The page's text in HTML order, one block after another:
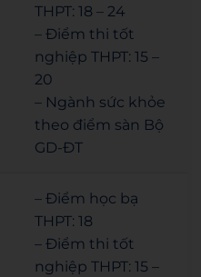
THPT: 18 – 24
– Điểm thi tốt
nghiệp THPT: 15 –
20
– Ngành sức khỏe
theo điểm sàn Bộ
GD-ĐT
– Điểm học bạ
THPT: 18
– Điểm thi tốt
nghiệp THPT: 15 –